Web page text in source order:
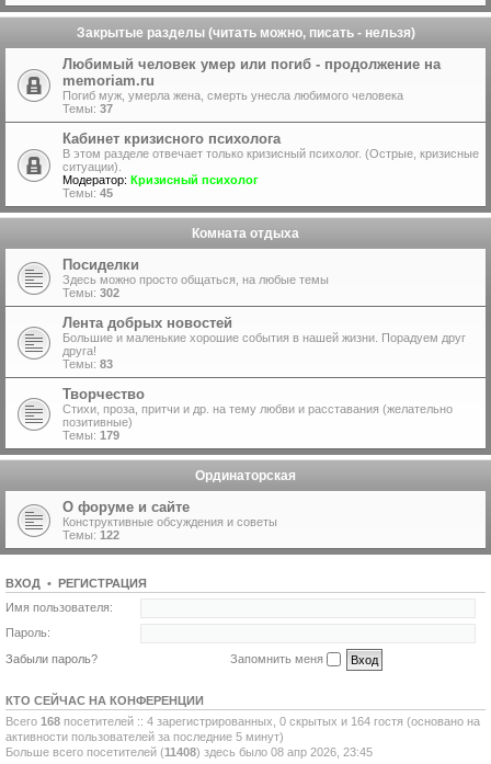
Закрытые разделы (читать можно, писать - нельзя)
Любимый человек умер или погиб - продолжение на
memoriam.ru
Погиб муж, умерла жена, смерть унесла любимого человека
Темы: 37
Кабинет кризисного психолога
В этом разделе отвечает только кризисный психолог. (Острые, кризисные
ситуации).
Модератор: Кризисный психолог
Темы: 45
Комната отдыха
Посиделки
Здесь можно просто общаться, на любые темы
Темы: 302
Лента добрых новостей
Большие и маленькие хорошие события в нашей жизни. Порадуем друг
друга!
Темы: 83
Творчество
Стихи, проза, притчи и др. на тему любви и расставания (желательно
позитивные)
Темы: 179
Ординаторская
О форуме и сайте
Конструктивные обсуждения и советы
Темы: 122
ВХОД • РЕГИСТРАЦИЯ
Имя пользователя:
Пароль:
Забыли пароль?
Запомнить меня
КТО СЕЙЧАС НА КОНФЕРЕНЦИИ
Всего 168 посетителей :: 4 зарегистрированных, 0 скрытых и 164 гостя (основано на
активности пользователей за последние 5 минут)
Больше всего посетителей (11408) здесь было 08 апр 2026, 23:45